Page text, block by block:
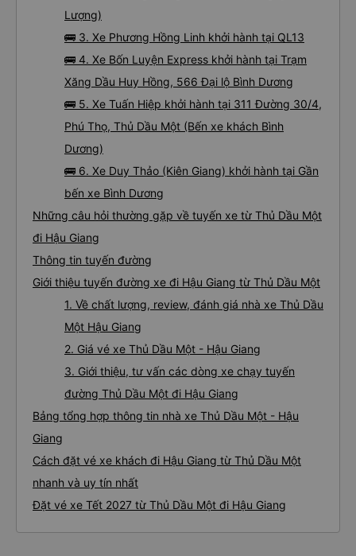
Lượng)
🚌 3. Xe Phương Hồng Linh khởi hành tại QL13
🚌 4. Xe Bốn Luyện Express khởi hành tại Trạm
Xăng Dầu Huy Hồng, 566 Đại lộ Bình Dương
🚌 5. Xe Tuấn Hiệp khởi hành tại 311 Đường 30/4,
Phú Thọ, Thủ Dầu Một (Bến xe khách Bình
Dương)
🚌 6. Xe Duy Thảo (Kiên Giang) khởi hành tại Gần
bến xe Bình Dương
Những câu hỏi thường gặp về tuyến xe từ Thủ Dầu Một
đi Hậu Giang
Thông tin tuyến đường
Giới thiệu tuyến đường xe đi Hậu Giang từ Thủ Dầu Một
1. Về chất lượng, review, đánh giá nhà xe Thủ Dầu
Một Hậu Giang
2. Giá vé xe Thủ Dầu Một - Hậu Giang
3. Giới thiệu, tư vấn các dòng xe chạy tuyến
đường Thủ Dầu Một đi Hậu Giang
Bảng tổng hợp thông tin nhà xe Thủ Dầu Một - Hậu
Giang
Cách đặt vé xe khách đi Hậu Giang từ Thủ Dầu Một
nhanh và uy tín nhất
Đặt vé xe Tết 2027 từ Thủ Dầu Một đi Hậu Giang